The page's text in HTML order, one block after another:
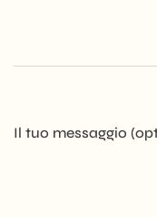
Il tuo messaggio